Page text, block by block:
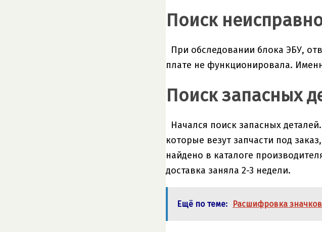
Поиск
При обследовании блока ЭБУ,
плате не функционировала.
Поиск запасных
Начался поиск запасных
которые везут запчасти под
найдено в каталоге
доставка заняла 2-3 недели.
Ещё по теме: Расшифровка